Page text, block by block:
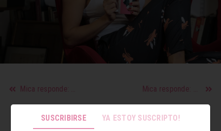
Mica responde: Flor Mica responde: Paula
Mica responde: Agus
SUSCRIBIRSE YA ESTOY SUSCRIPTO!